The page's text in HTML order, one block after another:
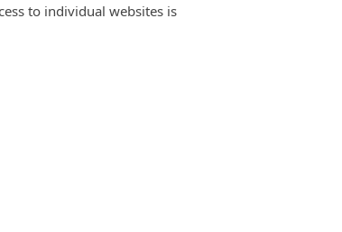
to individual websites is